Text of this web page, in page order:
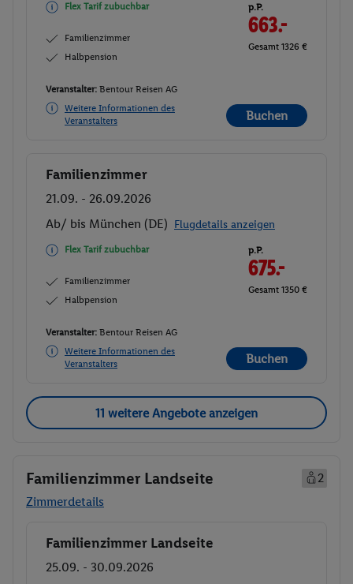
Flex Tarif zubuchbar
Familienzimmer
Halbpension
p.P.
663.-
Gesamt 1326 €
Veranstalter: Bentour Reisen AG
Weitere Informationen des
Veranstalters
Buchen
Buchen
Familienzimmer
21.09. - 26.09.2026
Ab/ bis München (DE) Flugdetails anzeigen
Flex Tarif zubuchbar
Familienzimmer
Halbpension
p.P.
675.-
Gesamt 1350 €
Veranstalter: Bentour Reisen AG
Weitere Informationen des
Veranstalters
Buchen
11 weitere Angebote anzeigen
Familienzimmer Landseite
2
Zimmerdetails
Buchen
Familienzimmer Landseite
25.09. - 30.09.2026